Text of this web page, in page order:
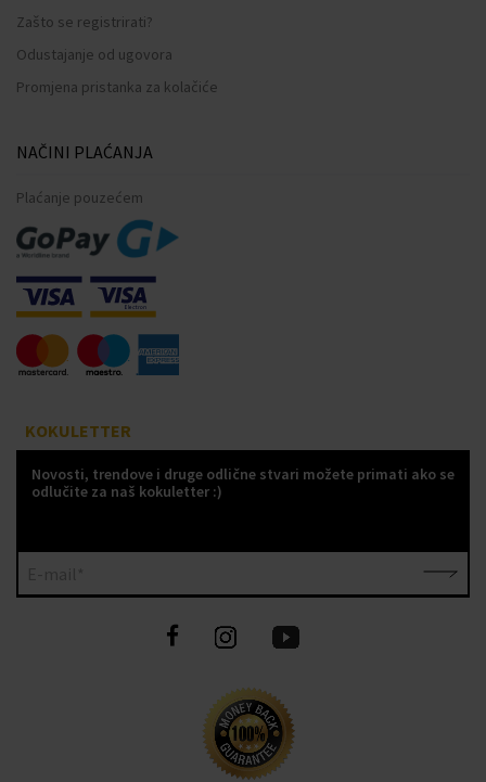
Zašto se registrirati?
Odustajanje od ugovora
Promjena pristanka za kolačiće
NAČINI PLAĆANJA
Plaćanje pouzećem
KOKULETTER
Novosti, trendove i druge odlične stvari možete primati ako se
odlučite za naš kokuletter :)